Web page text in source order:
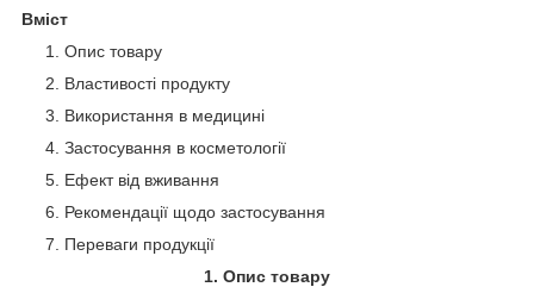
Вміст
Опис товару
Властивості продукту
Використання в медицині
Застосування в косметології
Ефект від вживання
Рекомендації щодо застосування
Переваги продукції
1. Опис товару